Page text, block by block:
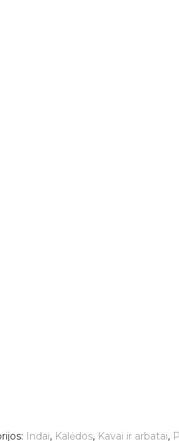
Indai, Kalėdos, Kavai ir arbatai,